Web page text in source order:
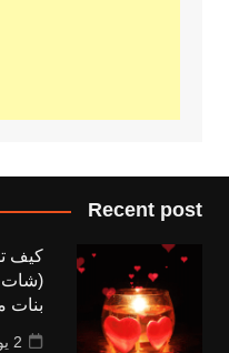
Recent post
كيف
(شات
بنات
2 يوليو، 2026